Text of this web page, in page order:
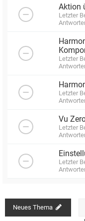
Aktion
Letzter
Letzter
Letzter
Vu
Letzter
Letzter
Neues Thema